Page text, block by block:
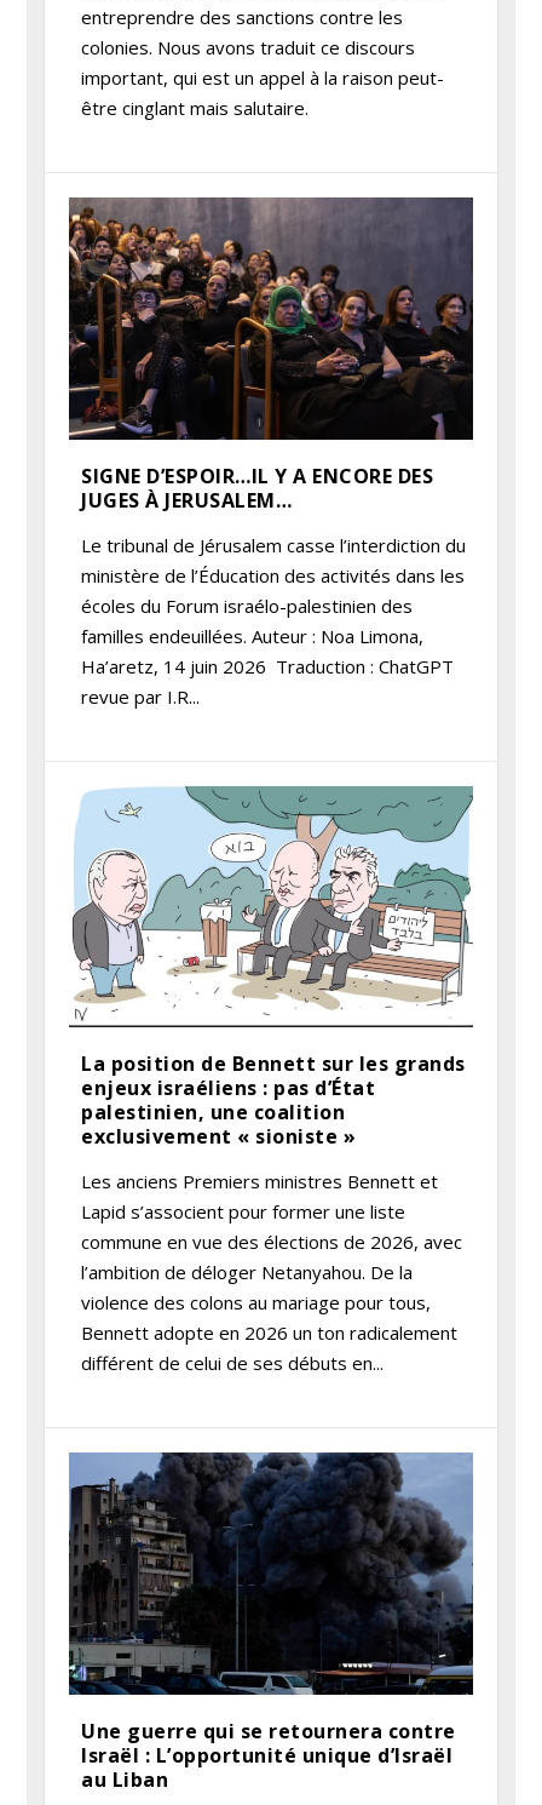
entreprendre des sanctions contre les
colonies. Nous avons traduit ce discours
important, qui est un appel à la raison peut-
être cinglant mais salutaire.
SIGNE D’ESPOIR…IL Y A ENCORE DES
JUGES À JERUSALEM…
Le tribunal de Jérusalem casse l’interdiction du
ministère de l’Éducation des activités dans les
écoles du Forum israélo-palestinien des
familles endeuillées. Auteur : Noa Limona,
Ha’aretz, 14 juin 2026 Traduction : ChatGPT
revue par I.R...
La position de Bennett sur les grands
enjeux israéliens : pas d’État
palestinien, une coalition
exclusivement « sioniste »
Les anciens Premiers ministres Bennett et
Lapid s’associent pour former une liste
commune en vue des élections de 2026, avec
l’ambition de déloger Netanyahou. De la
violence des colons au mariage pour tous,
Bennett adopte en 2026 un ton radicalement
différent de celui de ses débuts en...
Une guerre qui se retournera contre
Israël : L’opportunité unique d’Israël
au Liban